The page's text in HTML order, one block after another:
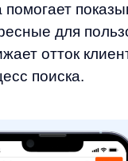
Например: ieheg →
(? !; () [ ] { } <>),